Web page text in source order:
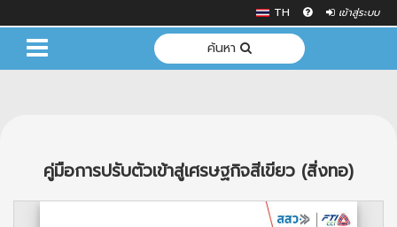
TH เข้าสู่ระบบ
ค้นหา
คู่มือการปรับตัวเข้าสู่เศรษฐกิจสีเขียว (สิ่งทอ)
Next